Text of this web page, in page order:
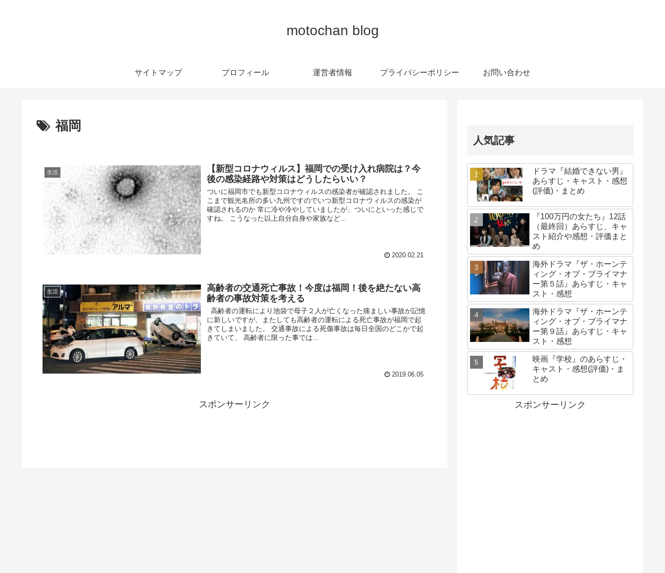
motochan blog
サイトマップ プロフィール 運営者情報 プライバシーポリシー お問い合わせ
福岡
生活
【新型コロナウィルス】福岡での受け入れ病院は？今
後の感染経路や対策はどうしたらいい？
ついに福岡市でも新型コロナウィルスの感染者が確認されました。 こ
こまで観光名所の多い九州ですのでいつ新型コロナウィルスの感染が
確認されるのか 常に冷や冷やしていましたが、ついにといった感じで
すね。 こうなった以上自分自身や家族など...
2020.02.21
生活
高齢者の交通死亡事故！今度は福岡！後を絶たない高
齢者の事故対策を考える
高齢者の運転により池袋で母子２人が亡くなった痛ましい事故が記憶
に新しいですが、またしても高齢者の運転による死亡事故が福岡で起
きてしまいました。 交通事故による死傷事故は毎日全国のどこかで起
きていて、 高齢者に限った事では...
2019.06.05
スポンサーリンク
人気記事
ドラマ『結婚できない男』
あらすじ・キャスト・感想
(評価)・まとめ
『100万円の女たち』12話
（最終回）あらすじ、キャ
スト紹介や感想・評価まと
め
海外ドラマ『ザ・ホーンテ
ィング・オブ・ブライマナ
ー第５話』あらすじ・キャ
スト・感想
海外ドラマ『ザ・ホーンテ
ィング・オブ・ブライマナ
ー第９話』あらすじ・キャ
スト・感想
映画『学校』のあらすじ・
キャスト・感想(評価)・ま
とめ
スポンサーリンク